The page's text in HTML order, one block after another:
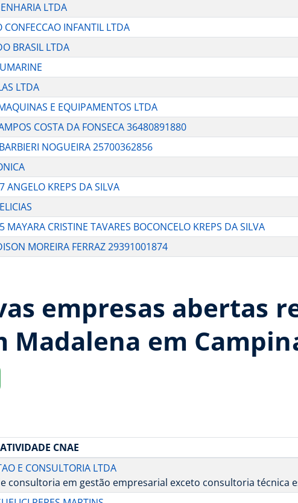
LTDA
INFANTIL LTDA
BRASIL LTDA
LTDA
E EQUIPAMENTOS LTDA
COSTA DA FONSECA 36480891880
NOGUEIRA 25700362856
ANGELO KREPS DA SILVA
MAYARA CRISTINE TAVARES BOCONCELO KREPS DA SILVA
MOREIRA FERRAZ 29391001874
empresas abertas
Madalena em
CNAE
E CONSULTORIA LTDA
consultoria em gestão empresarial exceto consultoria técnica